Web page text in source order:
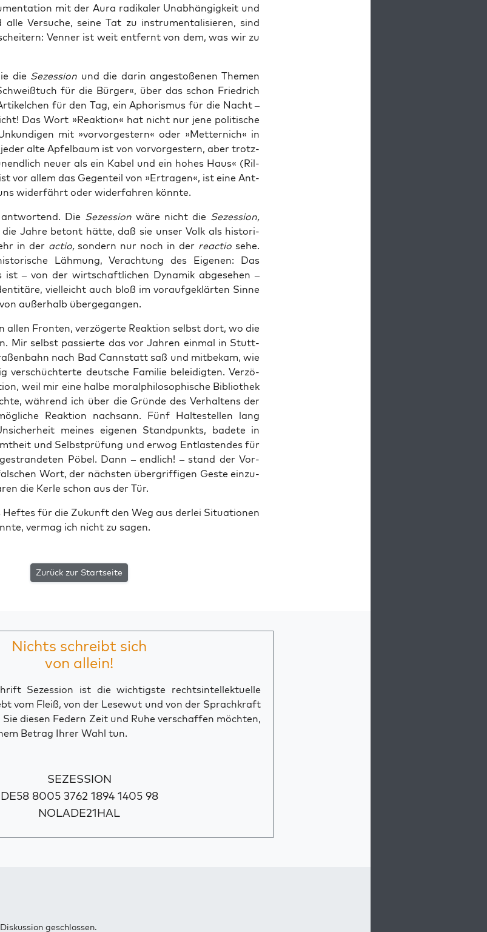
mit der Aura radi­ka­ler Unab­hän­gig­keit und
alle Ver­su­che, sei­ne Tat zu instru­men­ta­li­sie­ren, sind
Ven­ner ist weit ent­fernt von dem, was wir zu
die Sezes­si­on und die dar­in ange­sto­ße­nen The­men
für die Bür­ger«, über das schon Fried­rich
für den Tag, ein Apho­ris­mus für die Nacht –
Das Wort »Reak­ti­on« hat nicht nur jene poli­ti­sche
mit »vor­vor­ges­tern« oder »Met­ter­nich« in
alte Apfel­baum ist von vor­vor­ges­tern, aber trotz­
neu­er als ein Kabel und ein hohes Haus« (Ril­
vor allem das Gegen­teil von »Ertra­gen«, ist eine Ant­
wider­fährt oder wider­fah­ren könnte.
Die Sezes­si­on wäre nicht die Sezes­si­on,
Jah­re betont hät­te, daß sie unser Volk als his­to­ri­
in der actio,son­dern nur noch in der reac­tio sehe.
Läh­mung, Ver­ach­tung des Eige­nen: Das
ist – von der wirt­schaft­li­chen Dyna­mik abge­se­hen –
viel­leicht auch bloß im vor­auf­ge­klär­ten Sin­ne
außer­halb übergegangen.
allen Fron­ten, ver­zö­ger­te Reak­ti­on selbst dort, wo die
Mir selbst pas­sier­te das vor Jah­ren ein­mal in Stutt­
nach Bad Cannstatt saß und mit­be­kam, wie
ver­schüch­ter­te deut­sche Fami­lie belei­dig­ten. Ver­zö­
weil mir eine hal­be moral­phi­lo­so­phi­sche Biblio­thek
wäh­rend ich über die Grün­de des Ver­hal­tens der
Reak­ti­on nach­sann. Fünf Hal­te­stel­len lang
mei­nes eige­nen Stand­punkts, bade­te in
und Selbst­prü­fung und erwog Ent­las­ten­des für
Pöbel. Dann – end­lich! – stand der Vor­
Wort, der nächs­ten über­grif­fi­gen Ges­te ein­zu­
die Ker­le schon aus der Tür.
Hef­tes für die Zukunft den Weg aus der­lei Situa­tio­nen
ver­mag ich nicht zu sagen.
Zurück zur Startseite
Nichts schreibt sich
von allein!
Sezession ist die wichtigste rechtsintellektuelle
vom Fleiß, von der Lesewut und von der Sprachkraft
diesen Federn Zeit und Ruhe verschaffen möchten,
Betrag Ihrer Wahl tun.
SEZESSION
DE58 8005 3762 1894 1405 98
NOLADE21HAL
geschlossen.